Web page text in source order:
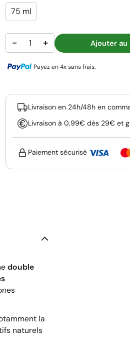
75 ml
− + Ajouter au
Payez en 4x sans frais.
Livraison en 24h/48h en
Livraison à 0,99€ dès 29€ et
Paiement sécurisé
double
la
naturels